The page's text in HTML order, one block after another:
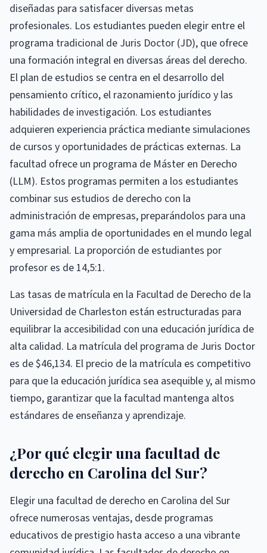
diseñadas para satisfacer diversas metas
profesionales. Los estudiantes pueden elegir entre el
programa tradicional de Juris Doctor (JD), que ofrece
una formación integral en diversas áreas del derecho.
El plan de estudios se centra en el desarrollo del
pensamiento crítico, el razonamiento jurídico y las
habilidades de investigación. Los estudiantes
adquieren experiencia práctica mediante simulaciones
de cursos y oportunidades de prácticas externas. La
facultad ofrece un programa de Máster en Derecho
(LLM). Estos programas permiten a los estudiantes
combinar sus estudios de derecho con la
administración de empresas, preparándolos para una
gama más amplia de oportunidades en el mundo legal
y empresarial. La proporción de estudiantes por
profesor es de 14,5:1.
Las tasas de matrícula en la Facultad de Derecho de la
Universidad de Charleston están estructuradas para
equilibrar la accesibilidad con una educación jurídica de
alta calidad. La matrícula del programa de Juris Doctor
es de $46,134. El precio de la matrícula es competitivo
para que la educación jurídica sea asequible y, al mismo
tiempo, garantizar que la facultad mantenga altos
estándares de enseñanza y aprendizaje.
¿Por qué elegir una facultad de
derecho en Carolina del Sur?
Elegir una facultad de derecho en Carolina del Sur
ofrece numerosas ventajas, desde programas
educativos de prestigio hasta acceso a una vibrante